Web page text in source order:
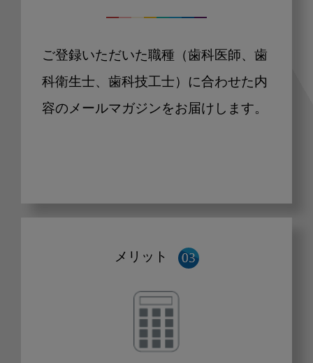
ご登録いただいた職種（歯科医師、歯
科衛生士、歯科技工士）に合わせた内
容のメールマガジンをお届けします。
メリット